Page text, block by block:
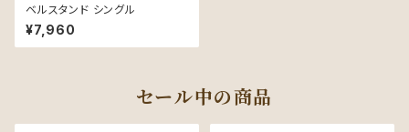
ベルスタンド シングル
¥7,960
セール中の商品